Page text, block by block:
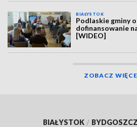
BIAŁYSTOK
Podlaskie gminy
dofinansowanie
[WIDEO]
ZOBACZ
BIAŁYSTOK / BYDGOSZCZ